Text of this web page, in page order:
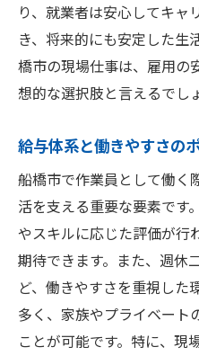
り、就業者は安心してキャ
き、将来的にも安定した生
橋市の現場仕事は、雇用の
想的な選択肢と言えるでし
給与体系と働きやすさの
船橋市で作業員として働く
活を支える重要な要素です
やスキルに応じた評価が行
期待できます。また、週休
ど、働きやすさを重視した
多く、家族やプライベート
ことが可能です。特に、現